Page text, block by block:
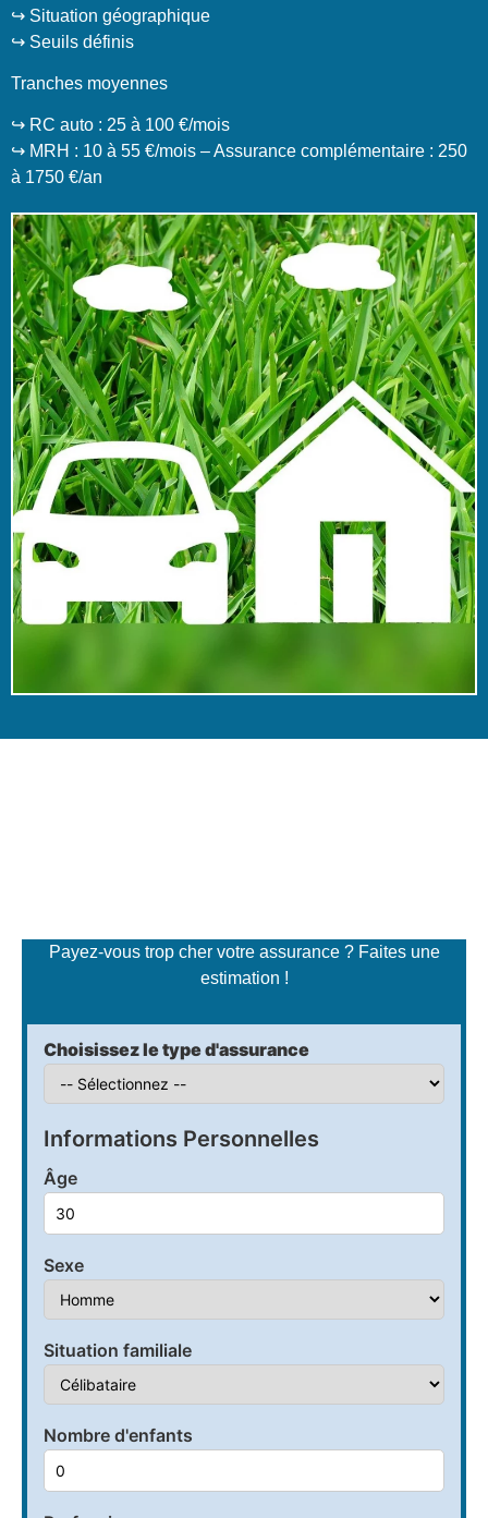
↪️ Situation géographique
↪️ Seuils définis
Tranches moyennes
↪️ RC auto : 25 à 100 €/mois
↪️ MRH : 10 à 55 €/mois – Assurance complémentaire : 250
à 1750 €/an
Payez-vous trop cher votre assurance ? Faites une
estimation !
Choisissez le type d'assurance
Informations Personnelles
Âge
Sexe
Situation familiale
Nombre d'enfants